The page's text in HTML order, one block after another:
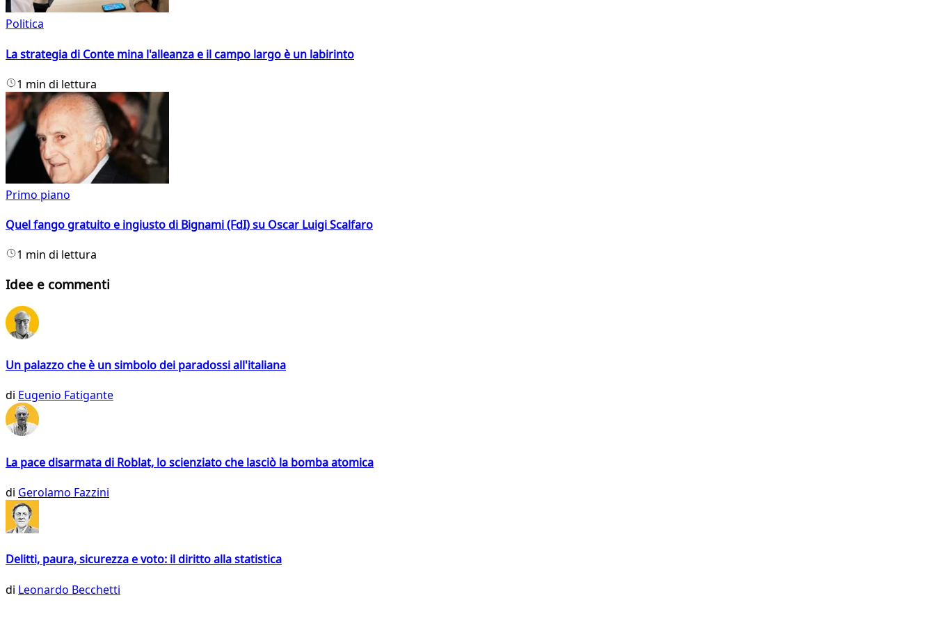
Politica
La strategia di Conte mina l'alleanza e il campo largo è un labirinto
1 min di lettura
Primo piano
Quel fango gratuito e ingiusto di Bignami (FdI) su Oscar Luigi Scalfaro
1 min di lettura
Idee e commenti
Un palazzo che è un simbolo dei paradossi all'italiana
di Eugenio Fatigante
La pace disarmata di Roblat, lo scienziato che lasciò la bomba atomica
di Gerolamo Fazzini
Delitti, paura, sicurezza e voto: il diritto alla statistica
di Leonardo Becchetti